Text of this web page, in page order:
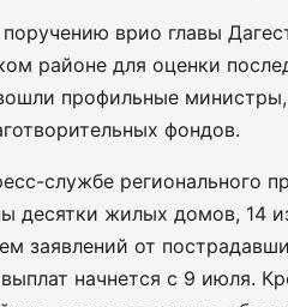
поручению врио главы
районе для оценки
профильные министры,
фондов.
службе регионального
десятки жилых домов, 14
заявлений от
начнется с 9 июля.